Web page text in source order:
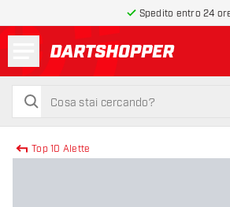
Spedito entro 24
torna alla home page
cerca
cerca
Top 10 Alette